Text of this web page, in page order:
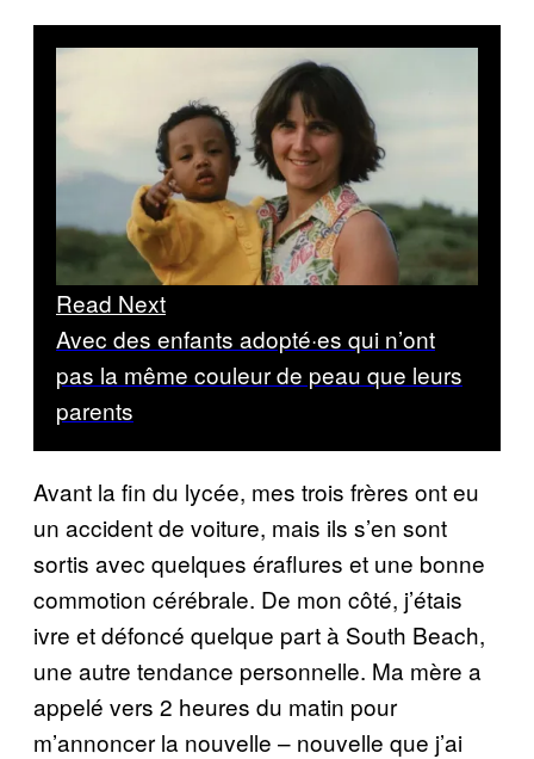
Read Next
Avec des enfants adopté·es qui n’ont
pas la même couleur de peau que leurs
parents
Avant la fin du lycée, mes trois frères ont eu
un accident de voiture, mais ils s’en sont
sortis avec quelques éraflures et une bonne
commotion cérébrale. De mon côté, j’étais
ivre et défoncé quelque part à South Beach,
une autre tendance personnelle. Ma mère a
appelé vers 2 heures du matin pour
m’annoncer la nouvelle – nouvelle que j’ai